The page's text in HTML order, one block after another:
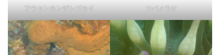
フウセンカンザシゴカイ ツバメウオ